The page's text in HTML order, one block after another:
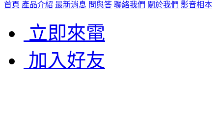
首頁 產品介紹 最新消息 問與答 聯絡我們 關於我們 影音相本
立即來電
加入好友